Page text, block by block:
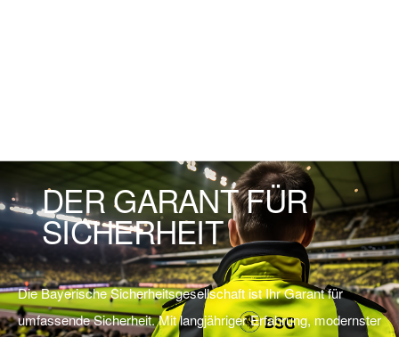
DER GARANT FÜR
SICHERHEIT
Die Bayerische Sicherheitsgesellschaft ist Ihr Garant für
umfassende Sicherheit. Mit langjähriger Erfahrung, modernster